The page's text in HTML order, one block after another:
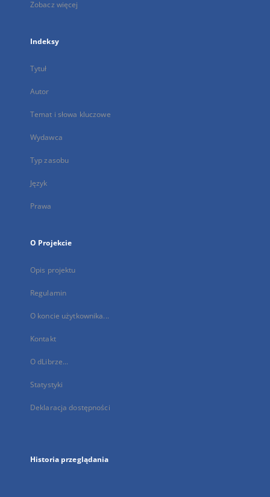
Zobacz więcej
Indeksy
Tytuł
Autor
Temat i słowa kluczowe
Wydawca
Typ zasobu
Język
Prawa
O Projekcie
Opis projektu
Regulamin
O koncie użytkownika...
Kontakt
O dLibrze...
Statystyki
Deklaracja dostępności
Historia przeglądania